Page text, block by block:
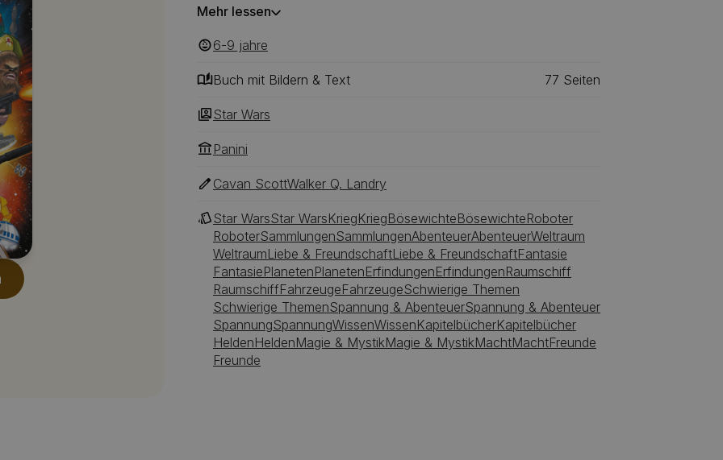
Mehr lessen
6-9 ‎‎ jahre
Buch mit Bildern & Text 77 ‎‎ Seiten
Star Wars
Panini
Cavan ScottWalker Q. Landry
Star WarsStar WarsKriegKriegBösewichteBösewichteRoboter
RoboterSammlungenSammlungenAbenteuerAbenteuerWeltraum
WeltraumLiebe & FreundschaftLiebe & FreundschaftFantasie
FantasiePlanetenPlanetenErfindungenErfindungenRaumschiff
RaumschiffFahrzeugeFahrzeugeSchwierige Themen
Schwierige ThemenSpannung & AbenteuerSpannung & Abenteuer
SpannungSpannungWissenWissenKapitelbücherKapitelbücher
HeldenHeldenMagie & MystikMagie & MystikMachtMachtFreunde
Freunde